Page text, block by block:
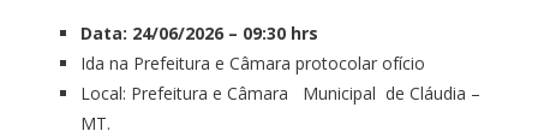
Data: 24/06/2026 – 09:30 hrs
Ida na Prefeitura e Câmara protocolar ofício
Local: Prefeitura e Câmara Municipal de Cláudia –
MT.